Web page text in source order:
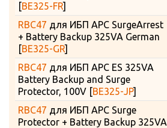
[BE325-FR]
RBC47 для ИБП APC SurgeArrest
+ Battery Backup 325VA German
[BE325-GR]
RBC47 для ИБП APC ES 325VA
Battery Backup and Surge
Protector, 100V [BE325-JP]
RBC47 для ИБП APC Surge
Protector + Battery Backup 325VA